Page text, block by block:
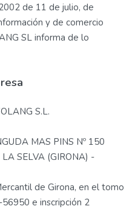
de 11 de julio, de
y de comercio
SL informa de lo
S.L.
MAS PINS Nº 150
SELVA (GIRONA) -
de Girona, en el tomo
e inscripción 2